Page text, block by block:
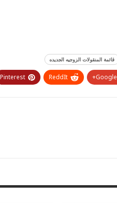
قائمة المنقولات الزوجيه الجديده
Google+
ReddIt
Pinterest